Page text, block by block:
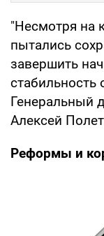
"Несмотря на
пытались
завершить
стабильность
Генеральный
Алексей
Реформы и